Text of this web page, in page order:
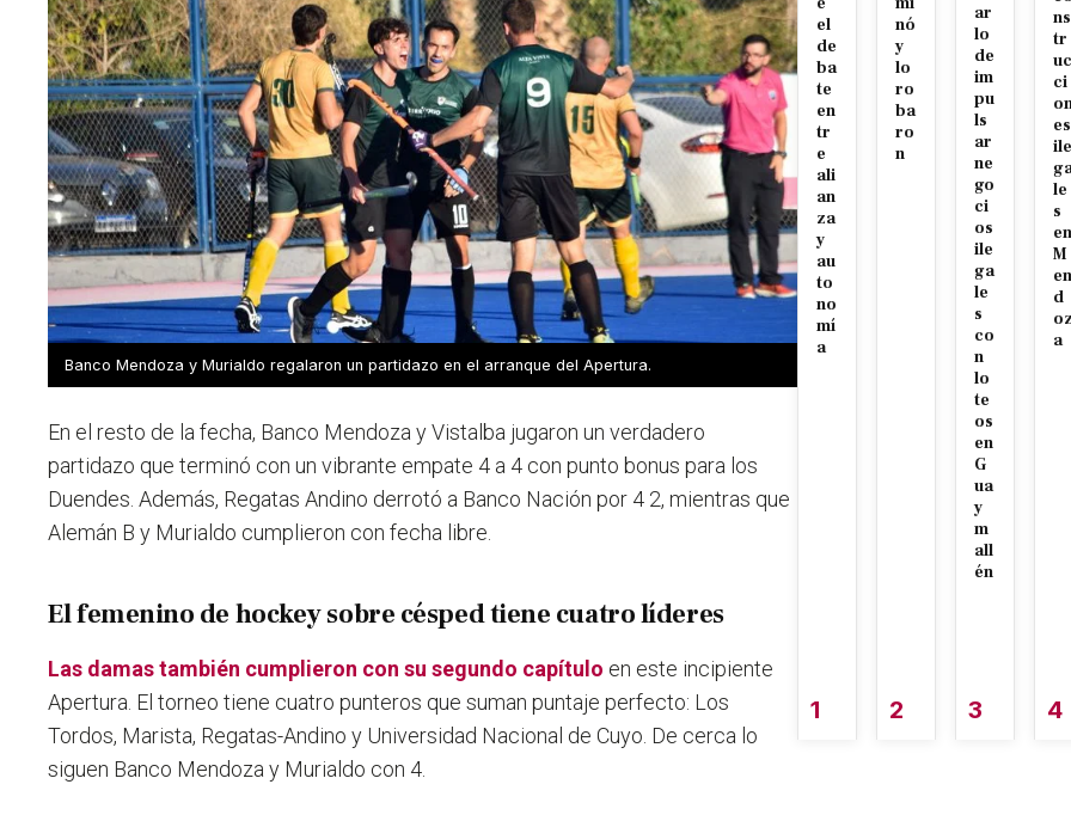
Banco Mendoza y Murialdo regalaron un partidazo en el arranque del Apertura.
En el resto de la fecha, Banco Mendoza y Vistalba jugaron un verdadero
partidazo que terminó con un vibrante empate 4 a 4 con punto bonus para los
Duendes. Además, Regatas Andino derrotó a Banco Nación por 4 2, mientras que
Alemán B y Murialdo cumplieron con fecha libre.
El femenino de hockey sobre césped tiene cuatro líderes
Las damas también cumplieron con su segundo capítulo en este incipiente
Apertura. El torneo tiene cuatro punteros que suman puntaje perfecto: Los
Tordos, Marista, Regatas-Andino y Universidad Nacional de Cuyo. De cerca lo
siguen Banco Mendoza y Murialdo con 4.
el
de
ba
te
en
tr
e
ali
an
za
y
au
to
no
mí
a
1
nó
y
lo
ro
ba
ro
n
2
ar
lo
de
im
pu
ls
ar
ne
go
ci
os
ile
ga
le
s
co
n
lo
te
os
en
G
ua
y
m
all
én
3
ns
tr
uc
ci
es
ile
le
s
en
M
en
d
oz
a
4